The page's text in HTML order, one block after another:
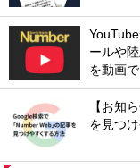
ールや
を動画で
【お知
を見つ